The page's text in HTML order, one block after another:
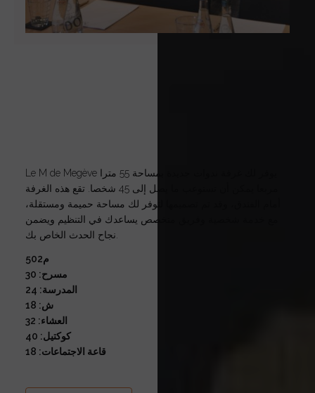
Le M de Megève يوفر لك غرفة ندوات جديدة بمساحة 55 مترا
مربعا يمكن أن تستوعب ما يصل إلى 45 شخصا. تقع هذه الغرفة
أمام الفندق، وقد تم تصميمها لتوفر لك مساحة حميمة ومستقلة،
مع خدمة شخصية وفريق متخصص يساعدك في التنظيم ويضمن
نجاح الحدث الخاص بك.
50م2
مسرح: 30
المدرسة: 24
ش: 18
العشاء: 32
كوكتيل: 40
قاعة الاجتماعات: 18